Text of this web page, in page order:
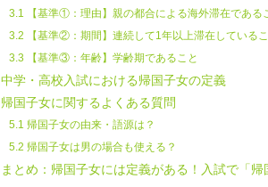
3.1 【基準①：理由】親の都合による海外滞在である
3.2 【基準②：期間】連続して1年以上滞在している
3.3 【基準③：年齢】学齢期であること
中学・高校入試における帰国子女の定義
帰国子女に関するよくある質問
5.1 帰国子女の由来・語源は？
5.2 帰国子女は男の場合も使える？
まとめ：帰国子女には定義がある！入試で「